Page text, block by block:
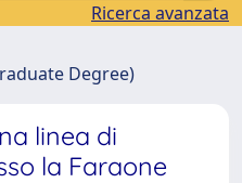
Ricerca avanzata
Degree)
linea di
la Faraone